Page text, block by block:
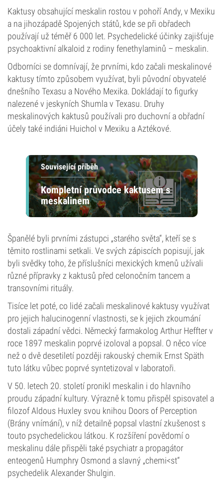
Kaktusy obsahující meskalin rostou v pohoří Andy, v Mexiku
a na jihozápadě Spojených států, kde se při obřadech
používají už téměř 6 000 let. Psychedelické účinky zajišťuje
psychoaktivní alkaloid z rodiny fenethylaminů – meskalin.
Odborníci se domnívají, že prvními, kdo začali meskalinové
kaktusy tímto způsobem využívat, byli původní obyvatelé
dnešního Texasu a Nového Mexika. Dokládají to figurky
nalezené v jeskyních Shumla v Texasu. Druhy
meskalinových kaktusů používali pro duchovní a obřadní
účely také indiáni Huichol v Mexiku a Aztékové.
Související příběh
Kompletní průvodce kaktusem s
meskalinem
Španělé byli prvními zástupci „starého světa“, kteří se s
těmito rostlinami setkali. Ve svých zápiscích popisují, jak
byli svědky toho, že příslušníci mexických kmenů užívali
různé přípravky z kaktusů před celonočním tancem a
transovními rituály.
Tisíce let poté, co lidé začali meskalinové kaktusy využívat
pro jejich halucinogenní vlastnosti, se k jejich zkoumání
dostali západní vědci. Německý farmakolog Arthur Heffter v
roce 1897 meskalin poprvé izoloval a popsal. O něco více
než o dvě desetiletí později rakouský chemik Ernst Späth
tuto látku vůbec poprvé syntetizoval v laboratoři.
V 50. letech 20. století pronikl meskalin i do hlavního
proudu západní kultury. Výrazně k tomu přispěl spisovatel a
filozof Aldous Huxley svou knihou Doors of Perception
(Brány vnímání), v níž detailně popsal vlastní zkušenost s
touto psychedelickou látkou. K rozšíření povědomí o
meskalinu dále přispěli také psychiatr a propagátor
enteogenů Humphry Osmond a slavný „chemi<st“
psychedelik Alexander Shulgin.